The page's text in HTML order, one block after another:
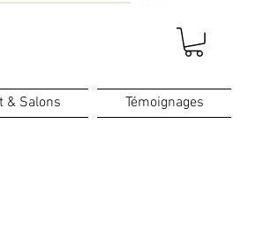
& Salons Témoignages